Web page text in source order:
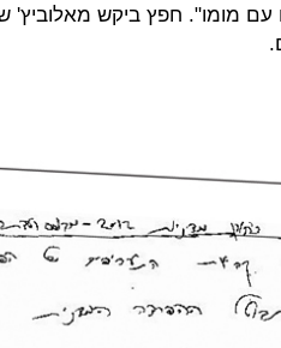
מומו". חפץ ביקש מאלוביץ'